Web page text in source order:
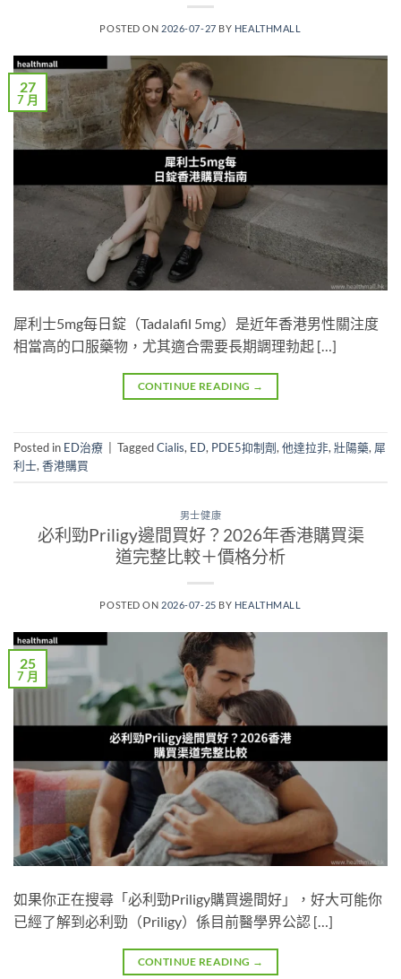
POSTED ON 2026-07-27 BY HEALTHMALL
27
7 月
犀利士5mg每日錠（Tadalafil 5mg）是近年香港男性關注度
相當高的口服藥物，尤其適合需要長期調理勃起 […]
CONTINUE READING →
Posted in ED治療 TaggedCialis, ED, PDE5抑制劑, 他達拉非, 壯陽藥, 犀
利士, 香港購買
男士健康
必利勁Priligy邊間買好？2026年香港購買渠
道完整比較＋價格分析
POSTED ON 2026-07-25 BY HEALTHMALL
25
7 月
如果你正在搜尋「必利勁Priligy購買邊間好」，好大可能你
已經了解到必利勁（Priligy）係目前醫學界公認 […]
CONTINUE READING →